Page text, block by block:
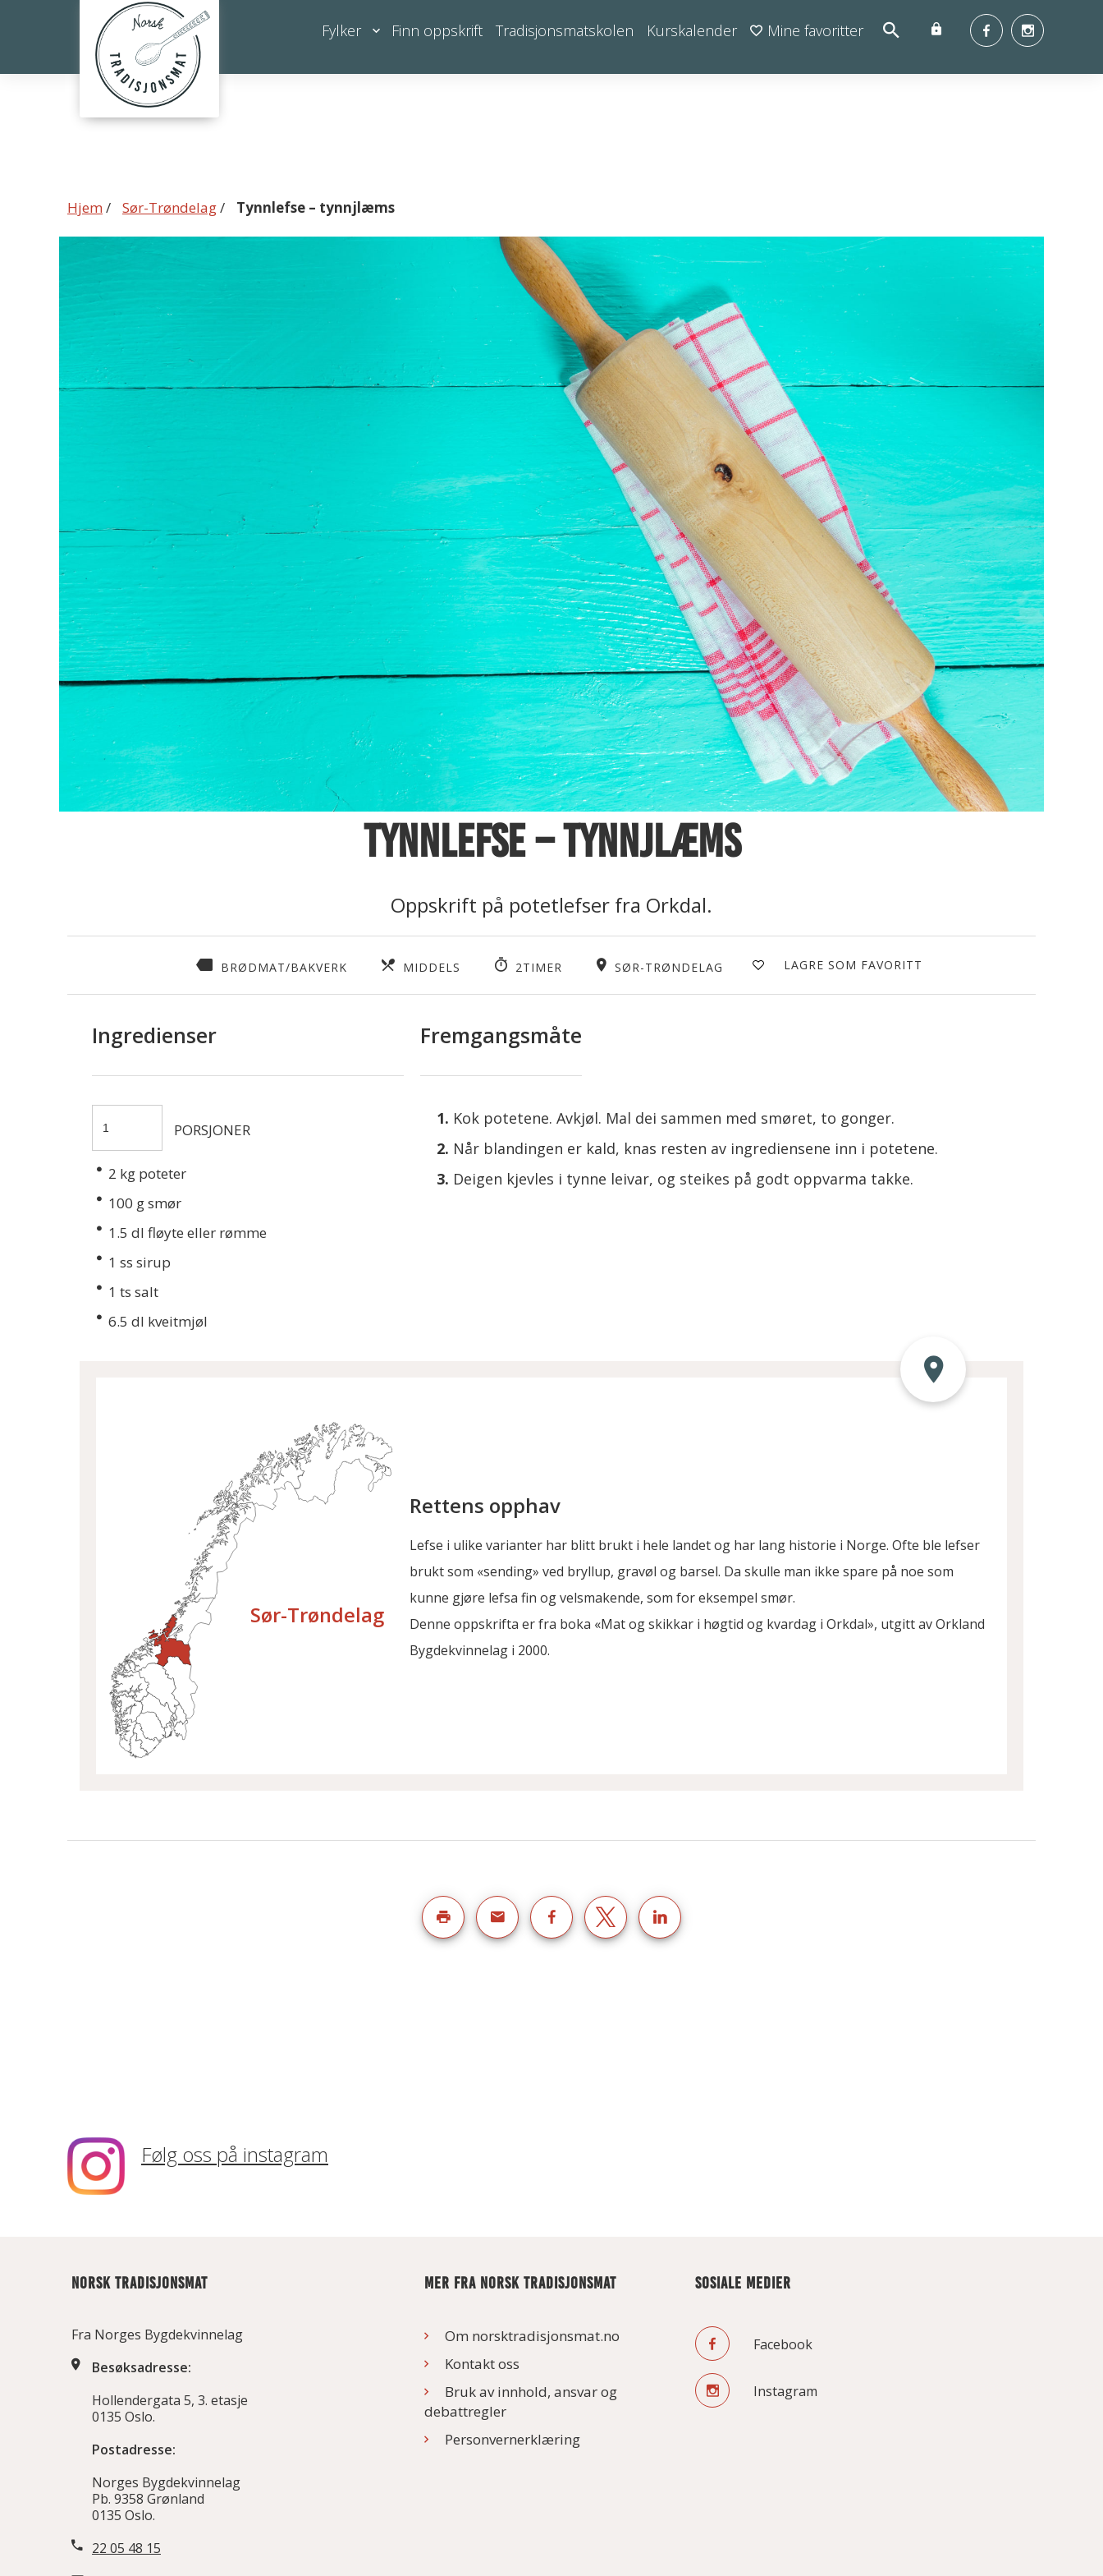
Tynnlefse
–
tynnjlæms
Fylker Finn oppskrift Tradisjonsmatskolen Kurskalender Mine favoritter
Hjem/ Sør-Trøndelag/ Tynnlefse – tynnjlæms
Tynnlefse – tynnjlæms
Oppskrift på potetlefser fra Orkdal.
BRØDMAT/BAKVERK MIDDELS 2TIMER SØR-TRØNDELAG LAGRE SOM FAVORITT
Ingredienser
PORSJONER
2 kg poteter
100 g smør
1.5 dl fløyte eller rømme
1 ss sirup
1 ts salt
6.5 dl kveitmjøl
Fremgangsmåte
Kok potetene. Avkjøl. Mal dei sammen med smøret, to gonger.
Når blandingen er kald, knas resten av ingrediensene inn i potetene.
Deigen kjevles i tynne leivar, og steikes på godt oppvarma takke.
Sør-Trøndelag
Rettens opphav
Lefse i ulike varianter har blitt brukt i hele landet og har lang historie i Norge. Ofte ble lefser
brukt som «sending» ved bryllup, gravøl og barsel. Da skulle man ikke spare på noe som
kunne gjøre lefsa fin og velsmakende, som for eksempel smør.
Denne oppskrifta er fra boka «Mat og skikkar i høgtid og kvardag i Orkdal», utgitt av Orkland
Bygdekvinnelag i 2000.
Følg oss på instagram
NORSK TRADISJONSMAT
Fra Norges Bygdekvinnelag
Besøksadresse:
Hollendergata 5, 3. etasje
0135 Oslo.
Postadresse:
Norges Bygdekvinnelag
Pb. 9358 Grønland
0135 Oslo.
22 05 48 15
MER FRA NORSK TRADISJONSMAT
Om norsktradisjonsmat.no
Kontakt oss
Bruk av innhold, ansvar og
debattregler
Personvernerklæring
SOSIALE MEDIER
Facebook
Instagram